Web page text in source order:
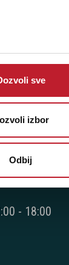
sve
izbor
Odbij
- 18:00